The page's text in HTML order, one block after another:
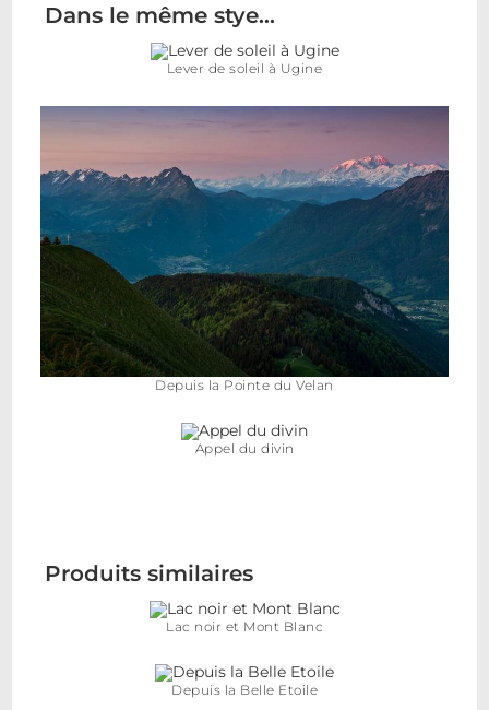
Dans le même stye…
Lever de soleil à Ugine
Depuis la Pointe du Velan
Appel du divin
Produits similaires
Lac noir et Mont Blanc
Depuis la Belle Etoile